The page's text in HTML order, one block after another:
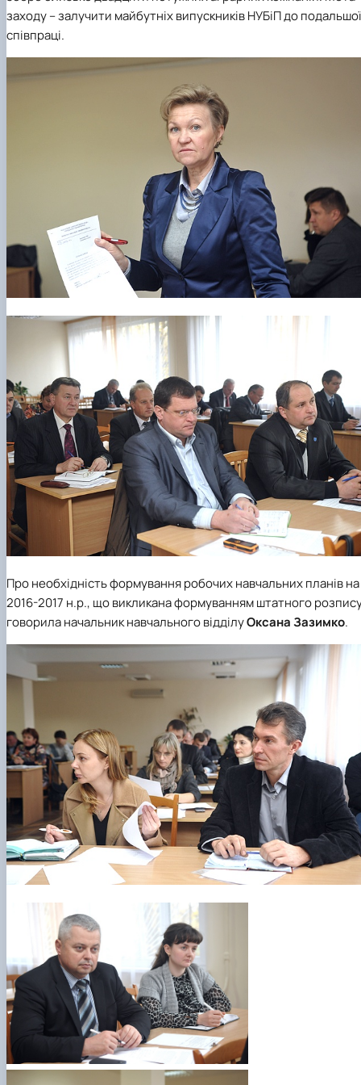
заходу – залучити майбутніх випускників НУБіП до подальшої
співпраці.
Про необхідність формування робочих навчальних планів на
2016-2017 н.р., що викликана формуванням штатного
говорила начальник навчального відділуОксана Зазимко.